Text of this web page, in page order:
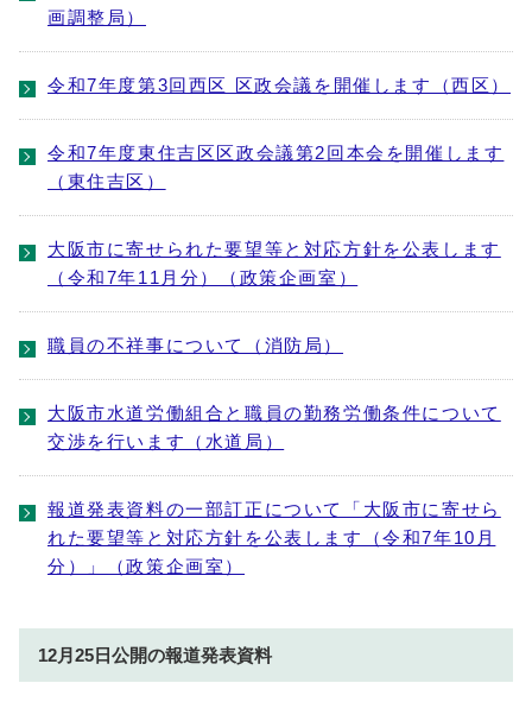
画調整局）
令和7年度第3回西区 区政会議を開催します（西区）
令和7年度東住吉区区政会議第2回本会を開催します
（東住吉区）
大阪市に寄せられた要望等と対応方針を公表します
（令和7年11月分）（政策企画室）
職員の不祥事について（消防局）
大阪市水道労働組合と職員の勤務労働条件について
交渉を行います（水道局）
報道発表資料の一部訂正について「大阪市に寄せら
れた要望等と対応方針を公表します（令和7年10月
分）」（政策企画室）
12月25日公開の報道発表資料